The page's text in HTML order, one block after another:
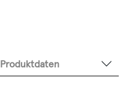
Produktdaten